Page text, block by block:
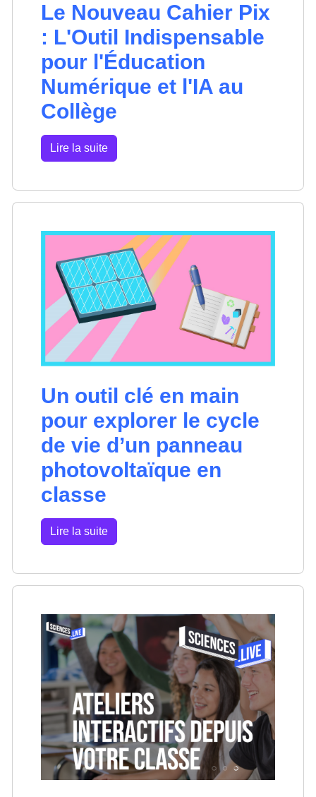
Le Nouveau Cahier Pix
: L'Outil Indispensable
pour l'Éducation
Numérique et l'IA au
Collège
Lire la suite
Un outil clé en main
pour explorer le cycle
de vie d’un panneau
photovoltaïque en
classe
Lire la suite